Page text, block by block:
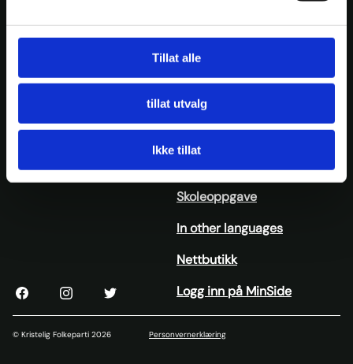
Tillat alle
tillat utvalg
Ikke tillat
Nedre Vollgate 5, 0158 Oslo
E-post:krf@krf.no
Ressursbank
Nyheter
KrFs medlemsblad Idé
Skoleoppgave
In other languages
Nettbutikk
Logg inn på MinSide
KrF
Facebook
KrF
Instagram
KrF
Twitter
© Kristelig Folkeparti 2026 Personvernerklæring